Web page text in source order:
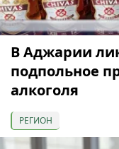
В Аджарии
подпольное
алкоголя
РЕГИОН